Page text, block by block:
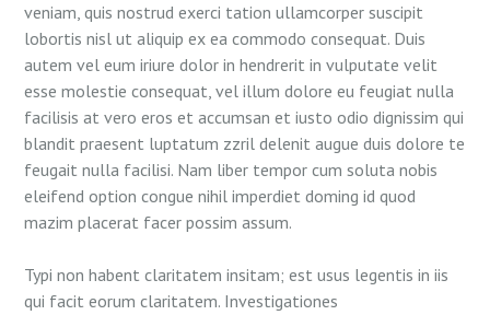
veniam, quis nostrud exerci tation ullamcorper suscipit
lobortis nisl ut aliquip ex ea commodo consequat. Duis
autem vel eum iriure dolor in hendrerit in vulputate velit
esse molestie consequat, vel illum dolore eu feugiat nulla
facilisis at vero eros et accumsan et iusto odio dignissim qui
blandit praesent luptatum zzril delenit augue duis dolore te
feugait nulla facilisi. Nam liber tempor cum soluta nobis
eleifend option congue nihil imperdiet doming id quod
mazim placerat facer possim assum.
Typi non habent claritatem insitam; est usus legentis in iis
qui facit eorum claritatem. Investigationes